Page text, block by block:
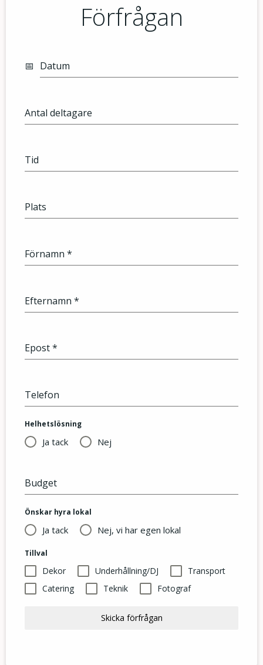
Förfrågan
Datum
Antal deltagare
Tid
Plats
Förnamn *
Efternamn *
Epost*
Telefon
Helhetslösning
Ja tack Nej
Budget
Önskar hyra lokal
Ja tack Nej, vi har egen lokal
Tillval
Dekor Underhållning/DJ
Transport
Catering
Teknik Fotograf
Skicka förfrågan